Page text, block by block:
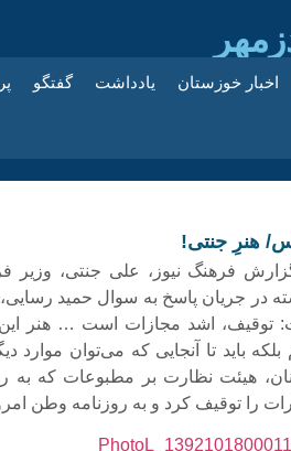
اخبار خوزستان یادداشت گفتگو
هنرِ جنتی!
فرهنگ نیوز،‌ علی جنتی، وزیر
در جریان پاسخ به سوال حمید
توقیف، اشد مجازات است … هنر این
بلکه باید تا آنجایی که می‌توان موارد
هیئت نظارت بر مطبوعات که به
را توقیف کرد و به روزنامه وطن امروز و